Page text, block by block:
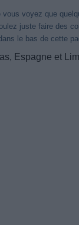
vous voyez que
juste faire des
le bas de cette
Espagne et